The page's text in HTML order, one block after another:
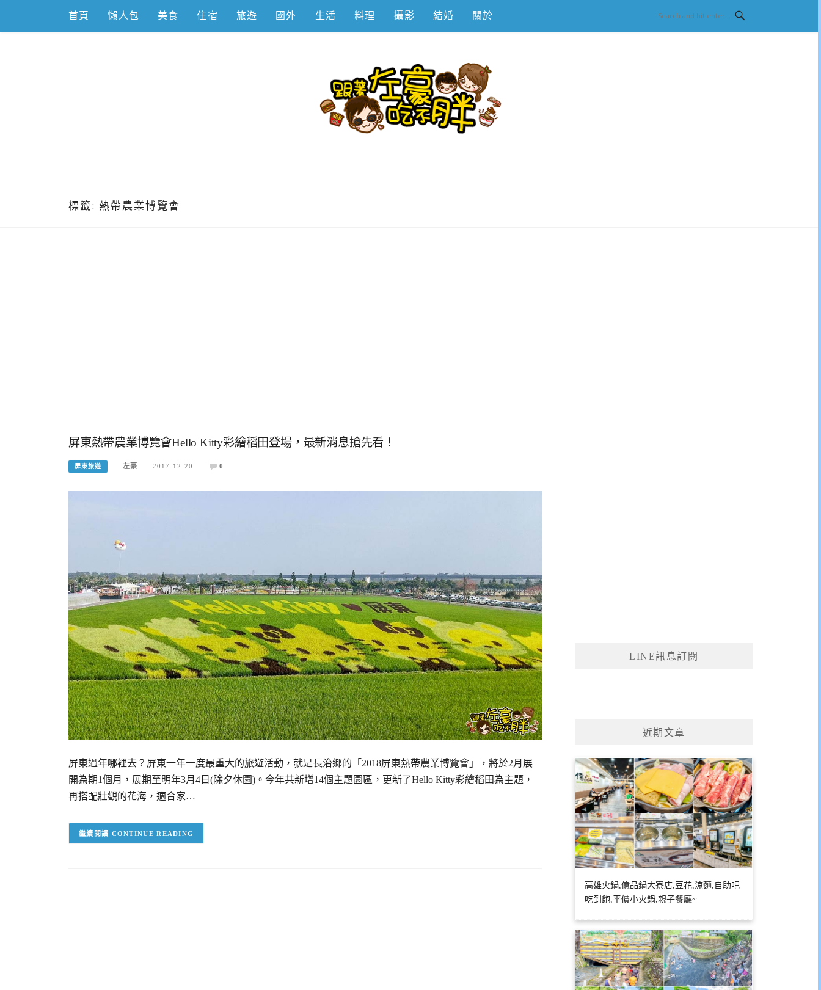
content
首頁 懶人包 美食 住宿 旅遊 國外 生活 料理 攝影 結婚 關於
標籤: 熱帶農業博覽會
屏東熱帶農業博覽會Hello Kitty彩繪稻田登場，最新消息搶先看！
屏東旅遊 左豪 2017-12-20 0
屏東過年哪裡去？屏東一年一度最重大的旅遊活動，就是長治鄉的「2018屏東熱帶農業博覽會」，將於2月展
開為期1個月，展期至明年3月4日(除夕休園)。今年共新增14個主題園區，更新了Hello Kitty彩繪稻田為主題，
再搭配壯觀的花海，適合家…
CONTINUE READING
LINE訊息訂閱
近期文章
高雄火鍋,億品鍋大寮店,豆花,涼麵,自助吧
吃到飽,平價小火鍋,親子餐廳~